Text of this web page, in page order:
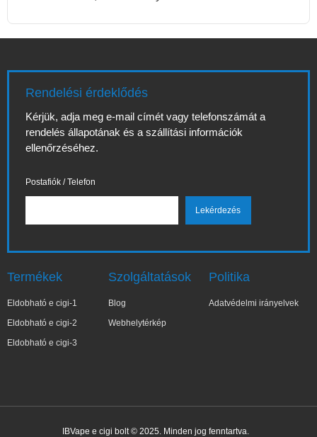
Rendelési érdeklődés
Kérjük, adja meg e-mail címét vagy telefonszámát a
rendelés állapotának és a szállítási információk
ellenőrzéséhez.
Postafiók / Telefon
Termékek
Eldobható e cigi-1
Eldobható e cigi-2
Eldobható e cigi-3
Szolgáltatások
Blog
Webhelytérkép
Politika
Adatvédelmi irányelvek
IBVape e cigi bolt © 2025. Minden jog fenntartva.